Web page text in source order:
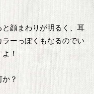
顔まわりが明るく、耳
ーっぽくもなるのでい
！
？